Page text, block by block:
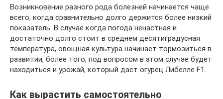
Возникновение разного рода болезней начинается чаще
всего, когда сравнительно долго держится более низкий
показатель. В случае когда погода ненастная и
достаточно долго стоит в среднем десятиградусная
температура, овощная культура начинает тормозиться в
развитии, более того, под вопросом в этом случае будет
находиться и урожай, который даст огурец Либелле F1.
Как вырастить самостоятельно